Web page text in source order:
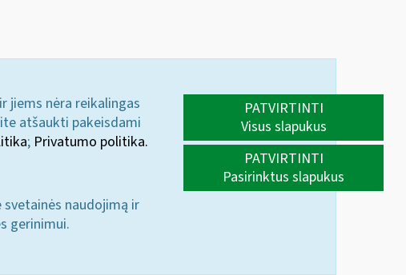
jiems nėra reikalingas
atšaukti pakeisdami
; Privatumo politika.
naudojimą ir
gerinimui.
PATVIRTINTI
Visus slapukus
PATVIRTINTI
Pasirinktus slapukus